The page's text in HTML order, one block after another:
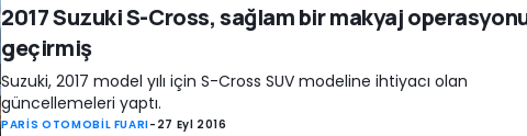
2017 Suzuki S-Cross, sağlam bir makyaj
geçirmiş
Suzuki, 2017 model yılı için S-Cross SUV modeline ihtiyacı olan
güncellemeleri yaptı.
PARİS OTOMOBİL FUARI- 27 Eyl 2016